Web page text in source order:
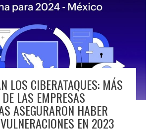
LOS CIBERATAQUES: MÁS
LAS EMPRESAS
ASEGURARON HABER
EN 2023